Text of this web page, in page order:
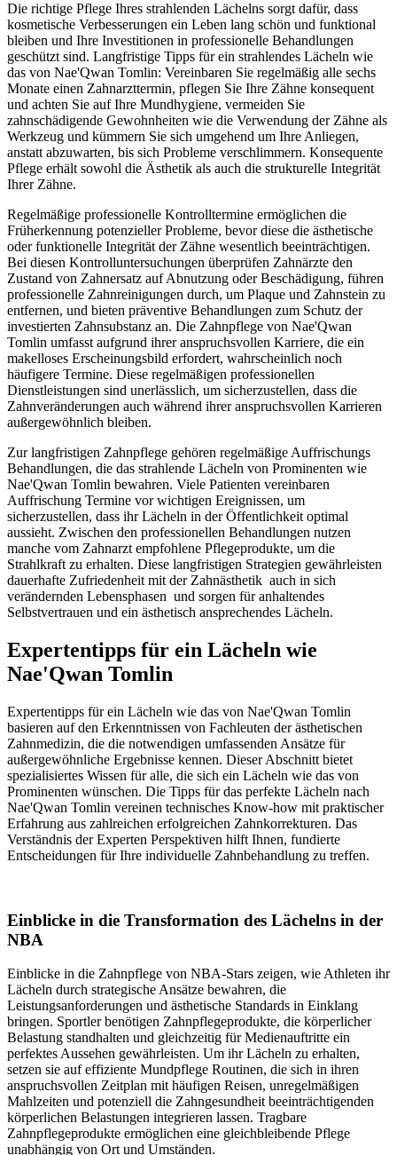
Die richtige Pflege Ihres strahlenden Lächelns sorgt dafür, dass
kosmetische Verbesserungen ein Leben lang schön und funktional
bleiben und Ihre Investitionen in professionelle Behandlungen
geschützt sind. Langfristige Tipps für ein strahlendes Lächeln wie
das von Nae'Qwan Tomlin: Vereinbaren Sie regelmäßig alle sechs
Monate einen Zahnarzttermin, pflegen Sie Ihre Zähne konsequent
und achten Sie auf Ihre Mundhygiene, vermeiden Sie
zahnschädigende Gewohnheiten wie die Verwendung der Zähne als
Werkzeug und kümmern Sie sich umgehend um Ihre Anliegen,
anstatt abzuwarten, bis sich Probleme verschlimmern. Konsequente
Pflege erhält sowohl die Ästhetik als auch die strukturelle Integrität
Ihrer Zähne.
Regelmäßige professionelle Kontrolltermine ermöglichen die
Früherkennung potenzieller Probleme, bevor diese die ästhetische
oder funktionelle Integrität der Zähne wesentlich beeinträchtigen.
Bei diesen Kontrolluntersuchungen überprüfen Zahnärzte den
Zustand von Zahnersatz auf Abnutzung oder Beschädigung, führen
professionelle Zahnreinigungen durch, um Plaque und Zahnstein zu
entfernen, und bieten präventive Behandlungen zum Schutz der
investierten Zahnsubstanz an. Die Zahnpflege von Nae'Qwan
Tomlin umfasst aufgrund ihrer anspruchsvollen Karriere, die ein
makelloses Erscheinungsbild erfordert, wahrscheinlich noch
häufigere Termine. Diese regelmäßigen professionellen
Dienstleistungen sind unerlässlich, um sicherzustellen, dass die
Zahnveränderungen auch während ihrer anspruchsvollen Karrieren
außergewöhnlich bleiben.
Zur langfristigen Zahnpflege gehören regelmäßige Auffrischungs
Behandlungen, die das strahlende Lächeln von Prominenten wie
Nae'Qwan Tomlin bewahren. Viele Patienten vereinbaren
Auffrischung Termine vor wichtigen Ereignissen, um
sicherzustellen, dass ihr Lächeln in der Öffentlichkeit optimal
aussieht. Zwischen den professionellen Behandlungen nutzen
manche vom Zahnarzt empfohlene Pflegeprodukte, um die
Strahlkraft zu erhalten. Diese langfristigen Strategien gewährleisten
dauerhafte Zufriedenheit mit der Zahnästhetik auch in sich
verändernden Lebensphasen und sorgen für anhaltendes
Selbstvertrauen und ein ästhetisch ansprechendes Lächeln.
Expertentipps für ein Lächeln wie
Nae'Qwan Tomlin
Expertentipps für ein Lächeln wie das von Nae'Qwan Tomlin
basieren auf den Erkenntnissen von Fachleuten der ästhetischen
Zahnmedizin, die die notwendigen umfassenden Ansätze für
außergewöhnliche Ergebnisse kennen. Dieser Abschnitt bietet
spezialisiertes Wissen für alle, die sich ein Lächeln wie das von
Prominenten wünschen. Die Tipps für das perfekte Lächeln nach
Nae'Qwan Tomlin vereinen technisches Know-how mit praktischer
Erfahrung aus zahlreichen erfolgreichen Zahnkorrekturen. Das
Verständnis der Experten Perspektiven hilft Ihnen, fundierte
Entscheidungen für Ihre individuelle Zahnbehandlung zu treffen.
Einblicke in die Transformation des Lächelns in der
NBA
Einblicke in die Zahnpflege von NBA-Stars zeigen, wie Athleten ihr
Lächeln durch strategische Ansätze bewahren, die
Leistungsanforderungen und ästhetische Standards in Einklang
bringen. Sportler benötigen Zahnpflegeprodukte, die körperlicher
Belastung standhalten und gleichzeitig für Medienauftritte ein
perfektes Aussehen gewährleisten. Um ihr Lächeln zu erhalten,
setzen sie auf effiziente Mundpflege Routinen, die sich in ihren
anspruchsvollen Zeitplan mit häufigen Reisen, unregelmäßigen
Mahlzeiten und potenziell die Zahngesundheit beeinträchtigenden
körperlichen Belastungen integrieren lassen. Tragbare
Zahnpflegeprodukte ermöglichen eine gleichbleibende Pflege
unabhängig von Ort und Umständen.